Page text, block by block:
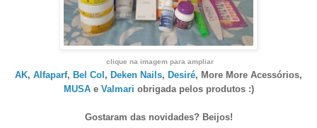
clique na imagem para ampliar
AK, Alfaparf, Bel Col , Deken Nails, Desiré, More More Acessórios,
MUSAe Valmari obrigada pelos produtos :)
Gostaram das novidades? Beijos!